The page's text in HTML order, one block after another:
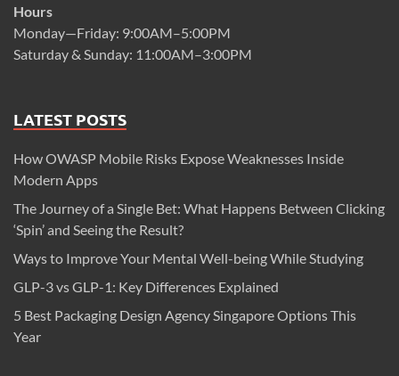
Hours
Monday—Friday: 9:00AM–5:00PM
Saturday & Sunday: 11:00AM–3:00PM
LATEST POSTS
How OWASP Mobile Risks Expose Weaknesses Inside
Modern Apps
The Journey of a Single Bet: What Happens Between Clicking
‘Spin’ and Seeing the Result?
Ways to Improve Your Mental Well-being While Studying
GLP-3 vs GLP-1: Key Differences Explained
5 Best Packaging Design Agency Singapore Options This
Year